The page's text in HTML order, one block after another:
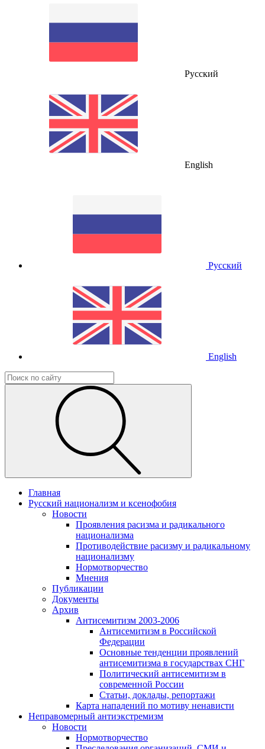
Русский
English
Русский
English
Главная
Русский национализм и ксенофобия
Новости
Проявления расизма и радикального
национализма
Противодействие расизму и радикальному
национализму
Нормотворчество
Мнения
Публикации
Документы
Архив
Антисемитизм 2003-2006
Антисемитизм в Российской
Федерации
Основные тенденции проявлений
антисемитизма в государствах СНГ
Политический антисемитизм в
современной России
Статьи, доклады, репортажи
Карта нападений по мотиву ненависти
Неправомерный антиэкстремизм
Новости
Нормотворчество